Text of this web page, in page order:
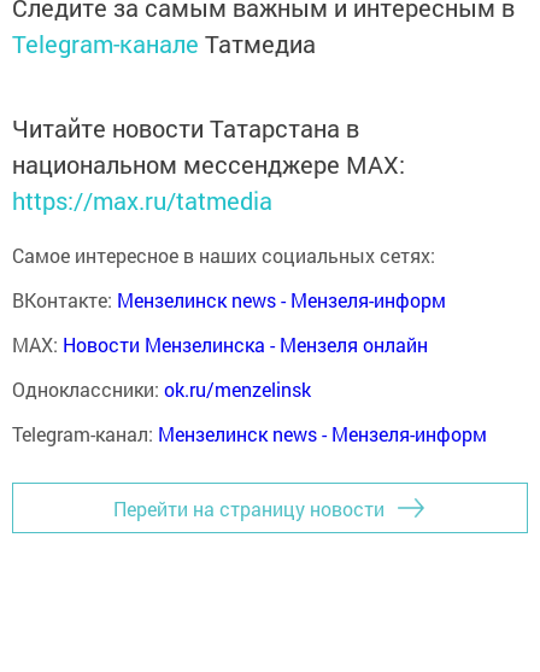
Следите за самым важным и интересным в
Telegram-канале Татмедиа
Читайте новости Татарстана в
национальном мессенджере MАХ:
https://max.ru/tatmedia
Самое интересное в наших социальных сетях:
ВКонтакте: Мензелинск news - Мензеля-информ
MAX: Новости Мензелинска - Мензеля онлайн
Одноклассники: ok.ru/menzelinsk
Telegram-канал: Мензелинск news - Мензеля-информ
Перейти на страницу новости